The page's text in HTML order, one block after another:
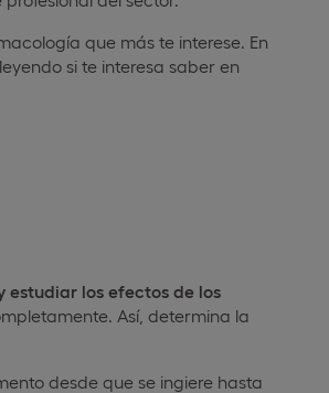
que más te interese. En
leyendo si te interesa saber en
estudiar los efectos de los
Así, determina la
desde que se ingiere hasta